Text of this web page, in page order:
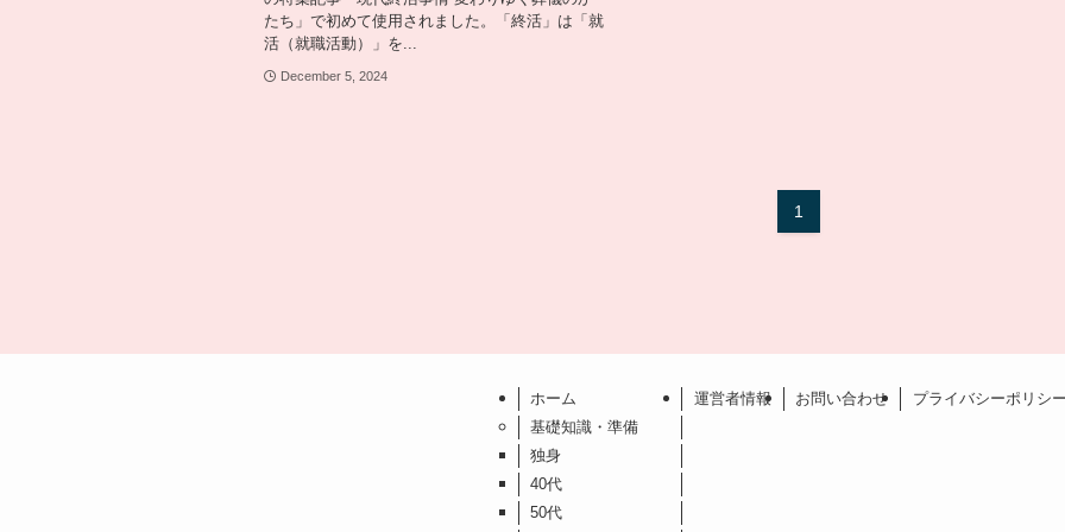
たち」で初めて使用されました。「終活」は「就
活（就職活動）」を...
December 5, 2024
1
ホーム
基礎知識・準備
独身
40代
50代
運営者情報 お問い合わせ プライバシーポリシ